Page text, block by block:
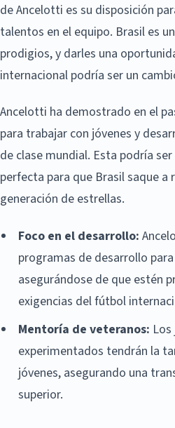
de Ancelotti es su disposición
talentos en el equipo. Brasil es
prodigios, y darles una
internacional podría ser un
Ancelotti ha demostrado en el
para trabajar con jóvenes y
de clase mundial. Esta podría
perfecta para que Brasil saque a
generación de estrellas.
Foco en el desarrollo:
programas de desarrollo
asegurándose de que estén
exigencias del fútbol
Mentoría de veteranos:
experimentados tendrán la
jóvenes, asegurando una
superior.